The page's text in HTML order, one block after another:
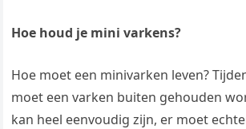
Hoe houd je mini varkens?
Hoe moet een minivarken leven?
moet een varken buiten gehouden
kan heel eenvoudig zijn, er moet